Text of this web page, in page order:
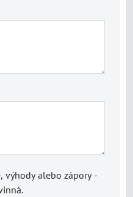
výhody alebo zápory -